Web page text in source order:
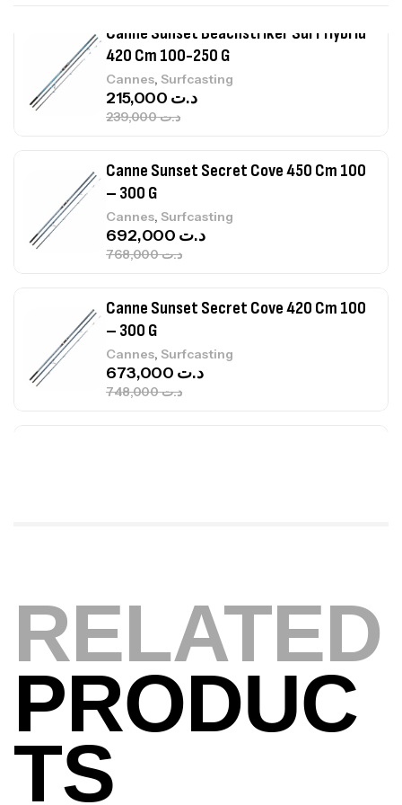
Canne Sunset Secret Cove 450 Cm 100
– 300 G
Cannes,Surfcasting
د.ت692,000
Canne Sunset Secret Cove 420 Cm 100
– 300 G
Cannes,Surfcasting
د.ت673,000
Canne Jigging Sunset Massive Attack
1.83m 120/250gr 30kg
Cannes,Jigging
د.ت340,000
Volant 3 Branches Inox T26S/35
Accastillage bateau Accessoires bateaux
د.ت367,000
Canne Sunset Beachstriker Surf Hybrid
Cannes
RELATED
PRODUC
TS